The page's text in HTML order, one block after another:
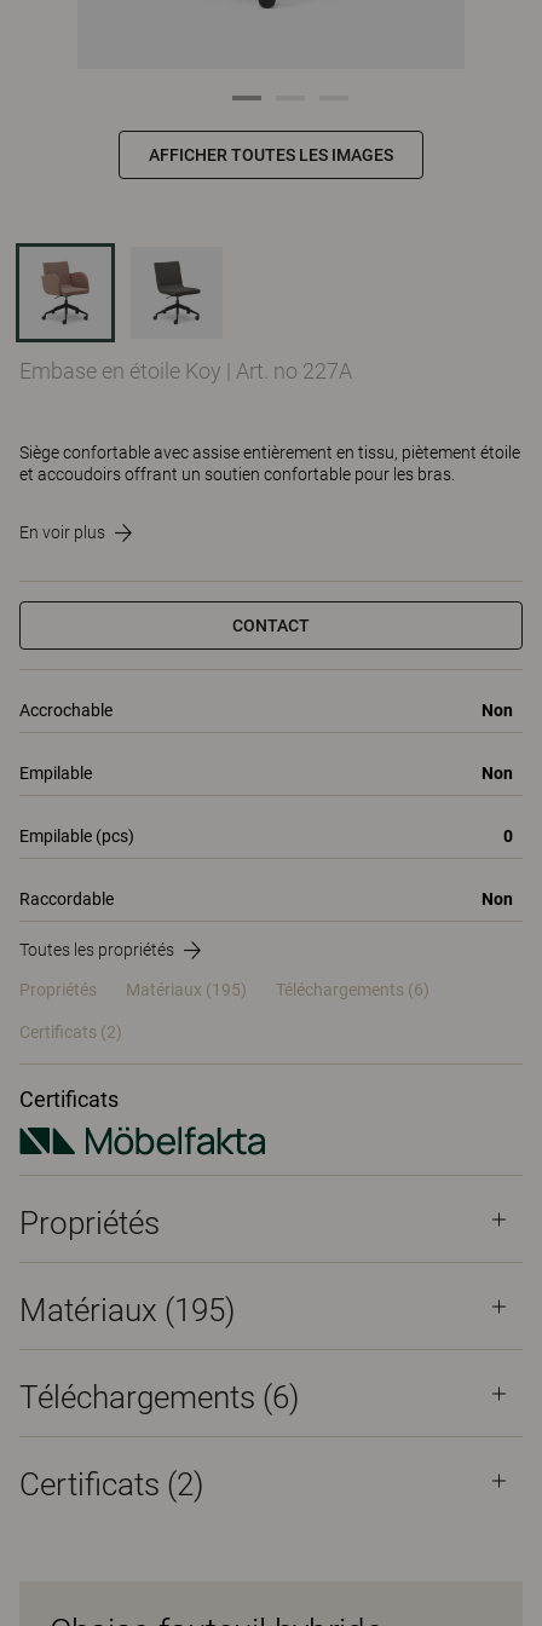
AFFICHER TOUTES LES IMAGES
Embase en étoile Koy | Art. no 227A
Siège confortable avec assise entièrement en tissu, piètement étoile
et accoudoirs offrant un soutien confortable pour les bras.
En voir plus
CONTACT
Accrochable Non
Empilable Non
Empilable (pcs) 0
Raccordable Non
Toutes les propriétés
Propriétés Matériaux (195) Téléchargements (6)
Certificats (2)
Certificats
Propriétés
Matériaux (195)
Téléchargements (6)
Certificats (2)